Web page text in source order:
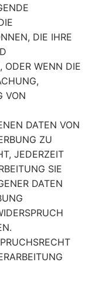
DIE IHRE
ODER WENN DIE
VON
DATEN VON
ZU
JEDERZEIT
SIE
DATEN